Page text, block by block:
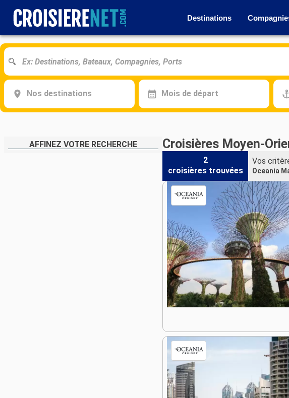
Destinations
Nos destinations Mois de départ
AFFINEZ VOTRE RECHERCHE Croisières Moyen-
2
croisières trouvées
Vos
Oceania